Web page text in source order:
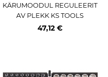
KÄRUMOODUL REGULEERIT
AV PLEKK KS TOOLS
47,12 €